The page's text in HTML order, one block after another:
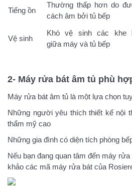
Tiếng ồn
Thường thấp hơn do
cách âm bởi tủ bếp
Vệ sinh
Khó vệ sinh các khe
giữa máy và tủ bếp
2- Máy rửa bát âm tủ phù
Máy rửa bát âm tủ là một lựa chọn
Những người yêu thích thiết kế nội
thẩm mỹ cao
Những gia đình có diện tích phòng
Nếu bạn đang quan tâm đến máy
khảo các mã máy rửa bát của